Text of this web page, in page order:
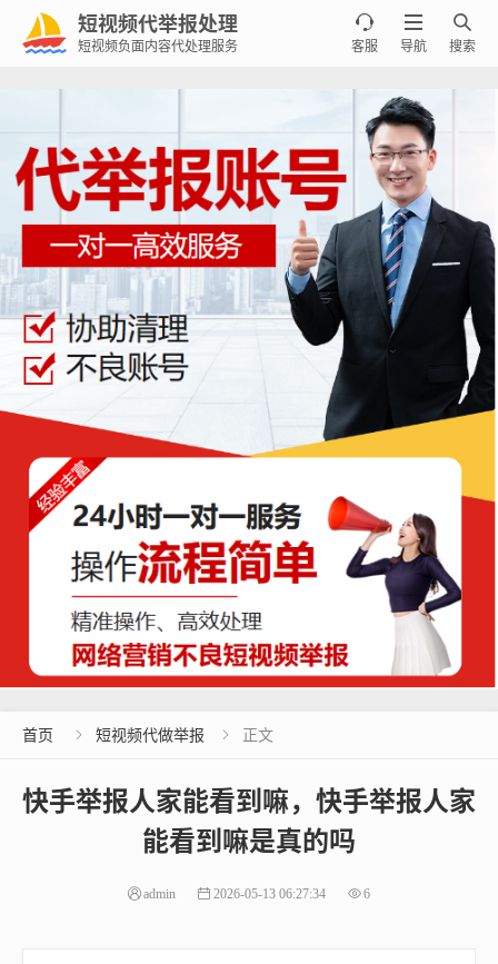
短视频代举报处理
短视频负面内容代处理服务

搜索

导航

客服
首页  短视频代做举报  正文
快手举报人家能看到嘛，快手举报人家
能看到嘛是真的吗
admin 2026-05-13 06:27:34 6